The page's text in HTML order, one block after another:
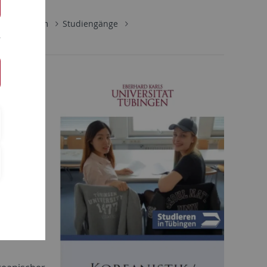
Studium
Studiengänge
2014/15
Die